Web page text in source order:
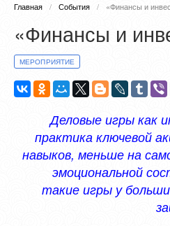
Главная События «Финансы и
«Финансы и
МЕРОПРИЯТИЕ
Деловые игры как
практика ключевой
навыков, меньше на
эмоциональной
такие игры у